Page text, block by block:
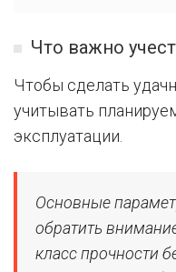
Что важно
Чтобы сделать
учитывать
эксплуатации.
Основные
обратить
класс прочности